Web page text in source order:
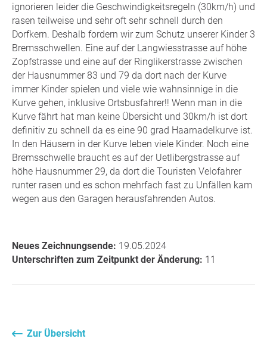
ignorieren leider die Geschwindigkeitsregeln (30km/h) und
rasen teilweise und sehr oft sehr schnell durch den
Dorfkern. Deshalb fordern wir zum Schutz unserer Kinder 3
Bremsschwellen. Eine auf der Langwiesstrasse auf höhe
Zopfstrasse und eine auf der Ringlikerstrasse zwischen
der Hausnummer 83 und 79 da dort nach der Kurve
immer Kinder spielen und viele wie wahnsinnige in die
Kurve gehen, inklusive Ortsbusfahrer!! Wenn man in die
Kurve fährt hat man keine Übersicht und 30km/h ist dort
definitiv zu schnell da es eine 90 grad Haarnadelkurve ist.
In den Häusern in der Kurve leben viele Kinder. Noch eine
Bremsschwelle braucht es auf der Uetlibergstrasse auf
höhe Hausnummer 29, da dort die Touristen Velofahrer
runter rasen und es schon mehrfach fast zu Unfällen kam
wegen aus den Garagen herausfahrenden Autos.
Neues Zeichnungsende: 19.05.2024
Unterschriften zum Zeitpunkt der Änderung: 11
Zur Übersicht